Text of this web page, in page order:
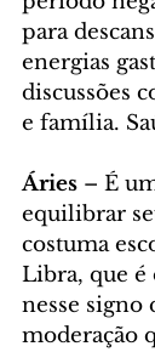
para
energias
discussões
e família.
Áries – É
equilibrar
costuma
Libra, que é
nesse signo
moderação